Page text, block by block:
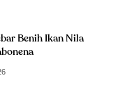
Benih Ikan Nila